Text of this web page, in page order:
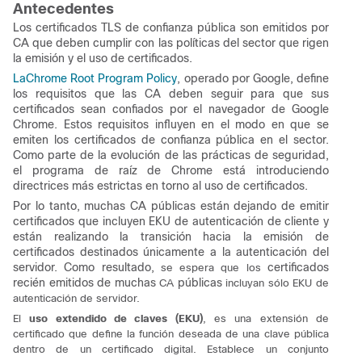
Antecedentes
Los certificados TLS de confianza pública son emitidos por
CA que deben cumplir con las políticas del sector que rigen
la emisión y el uso de certificados.
LaChrome Root Program Policy, operado por Google, define
los requisitos que las CA deben seguir para que sus
certificados sean confiados por el navegador de Google
Chrome. Estos requisitos influyen en el modo en que se
emiten los certificados de confianza pública en el sector.
Como parte de la evolución de las prácticas de seguridad,
el programa de raíz de Chrome está introduciendo
directrices más estrictas en torno al uso de certificados.
Por lo tanto, muchas CA públicas están dejando de emitir
certificados que incluyen EKU de autenticación de cliente y
están realizando la transición hacia la emisión de
certificados destinados únicamente a la autenticación del
servidor. Como resultado, se espera que los certificados
recién emitidos de muchasCA públicasincluyan sólo EKU de
autenticación de servidor.
Eluso extendido de claves (EKU),es una extensión de
certificado que define la función deseada de una clave pública
dentro de un certificado digital. Establece un conjunto